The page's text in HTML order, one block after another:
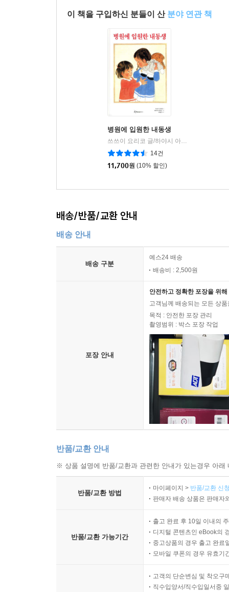
이 책을 구입하신 분들이 산 분야 연관 책
병원에 입원한 내동생
쓰쓰이 요리코 글/하야시 아키코 그림/이영준 역
14건
11,700원 (10% 할인)
배송/반품/교환 안내
배송 안내
배송 구분
예스24 배송
배송비 : 2,500원
포장 안내
안전하고 정확한 포장을 위
고객님께 배송되는 모든 상
목적 : 안전한 포장 관리
촬영범위 : 박스 포장 작업
반품/교환 안내
※ 상품 설명에 반품/교환과 관련한 안내가 있는경우 아
반품/교환 방법
마이페이지 > 반품/교환 신
판매자 배송 상품은 판매자
반품/교환 가능기간
출고 완료 후 10일 이내의
디지털 콘텐츠인 eBook의
중고상품의 경우 출고 완료
모바일 쿠폰의 경우 유효기
고객의 단순변심 및 착오구
직수입양서/직수입일서중